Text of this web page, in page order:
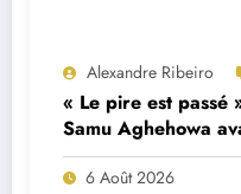
Alexandre Ribeiro
« Le pire est passé
Samu Aghehowa
Porto ?
6 Août 2026